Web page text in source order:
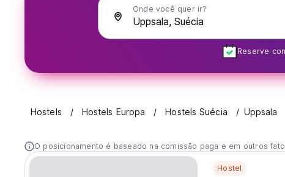
Onde você quer ir?
Reserve
Hostels Hostels Europa Hostels Suécia Uppsala
O posicionamento é baseado na comissão paga e em outros
Hostel